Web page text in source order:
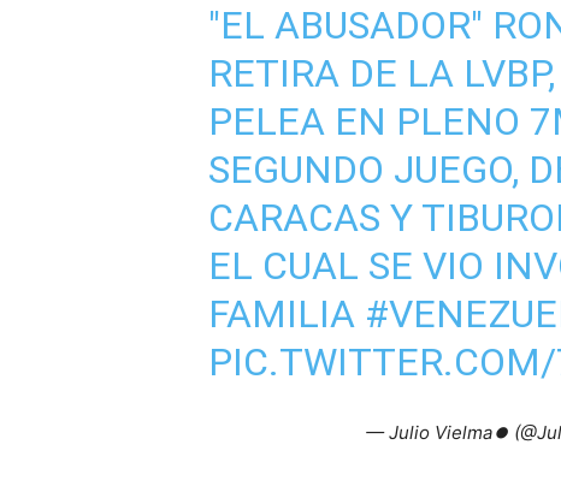
"EL ABUSADOR"
RETIRA DE LA
PELEA EN PLENO
SEGUNDO JUEGO,
CARACAS Y
EL CUAL SE VIO
FAMILIA
— Julio Vielma⏺